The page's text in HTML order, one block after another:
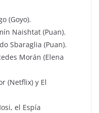
(Goyo).
Naishtat (Puan).
Sbaraglia (Puan).
Morán (Elena
(Netflix) y El
el Espía